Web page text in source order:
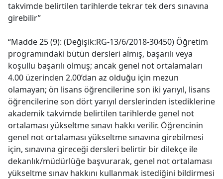
takvimde belirtilen tarihlerde tekrar tek ders sınavına
girebilir”
“Madde 25 (9): (Değişik:RG-13/6/2018-30450) Öğretim
programındaki bütün dersleri almış, başarılı veya
koşullu başarılı olmuş; ancak genel not ortalamaları
4.00 üzerinden 2.00’dan az olduğu için mezun
olamayan; ön lisans öğrencilerine son iki yarıyıl, lisans
öğrencilerine son dört yarıyıl derslerinden istediklerine
akademik takvimde belirtilen tarihlerde genel not
ortalaması yükseltme sınavı hakkı verilir. Öğrencinin
genel not ortalaması yükseltme sınavına girebilmesi
için, sınavına gireceği dersleri belirtir bir dilekçe ile
dekanlık/müdürlüğe başvurarak, genel not ortalaması
yükseltme sınav hakkını kullanmak istediğini bildirmesi